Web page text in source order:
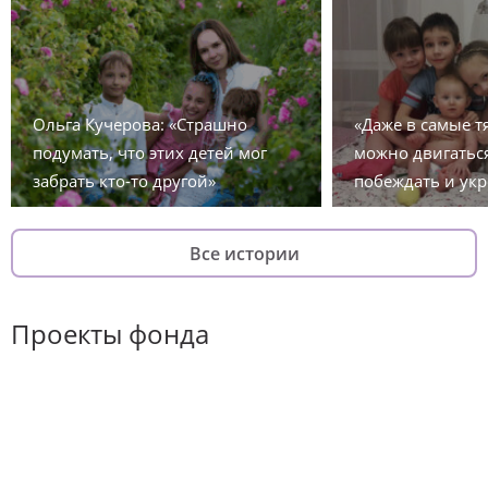
Ольга Кучерова: «Страшно
подумать, что этих детей мог
забрать кто-то другой»
«Даже в самые
можно
побеждать и
Все истории
Проекты фонда